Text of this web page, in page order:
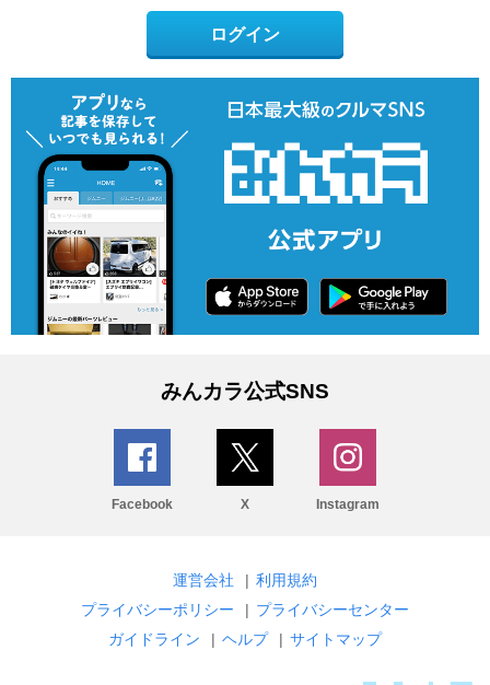
ログイン
みんカラ公式SNS
Facebook X Instagram
運営会社 | 利用規約
プライバシーポリシー
| プライバシーセンター
ガイドライン
| ヘルプ | サイトマップ